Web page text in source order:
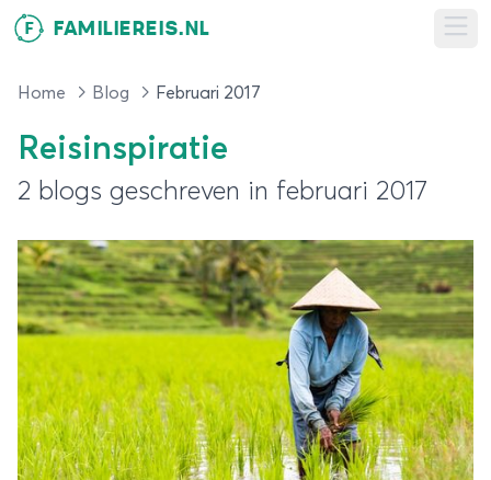
F FAMILIEREIS.NL
Home Blog Februari 2017
Reisinspiratie
2 blogs geschreven in februari 2017